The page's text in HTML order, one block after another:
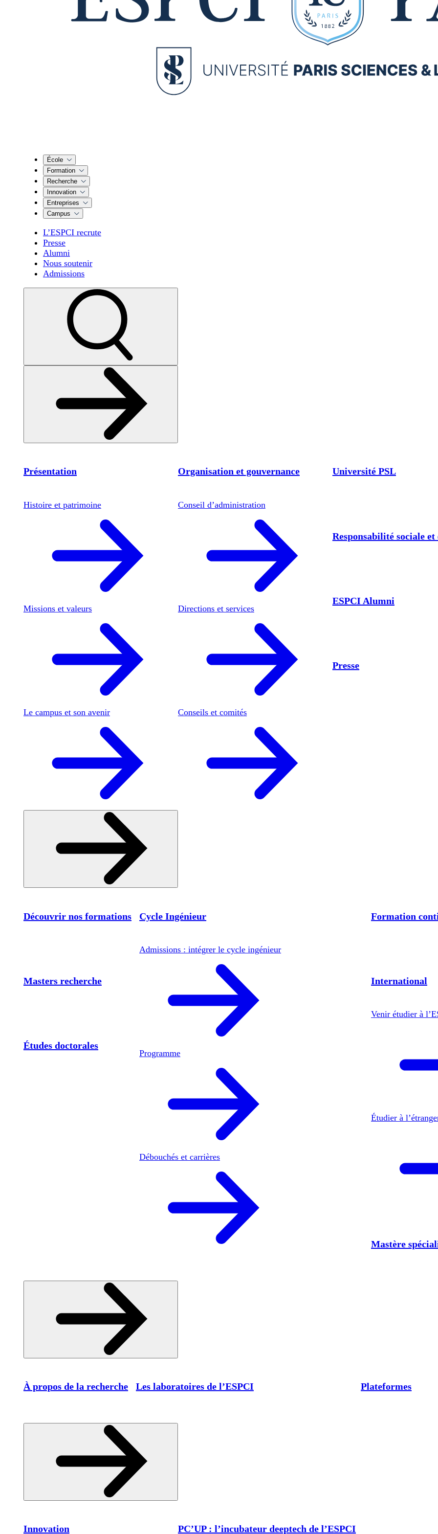
École
Formation
Recherche
Innovation
Entreprises
Campus
L’ESPCI recrute
Presse
Alumni
Nous soutenir
Admissions
Présentation
Histoire et patrimoine
Missions et valeurs
Le campus et son avenir
Organisation et gouvernance
Conseil d’administration
Directions et services
Conseils et comités
Université PSL
Responsabilité sociale
ESPCI Alumni
Presse
Découvrir nos formations Cycle Ingénieur
Admissions : intégrer le cycle ingénieur
Programme
Débouchés et carrières
Formation
International
Venir étudier à
Étudier à
Masters recherche
Études doctorales
Mastère
À propos de la recherche Les laboratoires de l’ESPCI Plateformes
Innovation PC’UP : l’incubateur deeptech de l’ESPCI